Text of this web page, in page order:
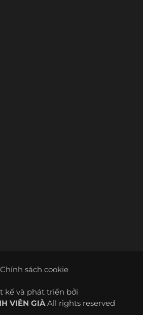
Chính sách cookie
kế và phát triển bởi
VIÊN GIÀAll rights reserved